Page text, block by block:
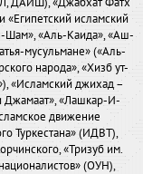
исламский
Шам», «Аль-Каида», «Аш-
мусульмане» («Аль-
народа», «Хизб ут-
«Исламский джихад –
Джамаат», «Лашкар-И-
движение
Туркестана» (ИДВТ),
«Тризуб им.
(ОУН),